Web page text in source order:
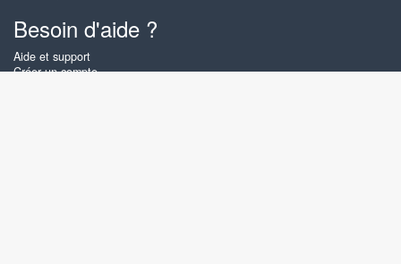
Besoin d'aide ?
Aide et support
Créer un compte